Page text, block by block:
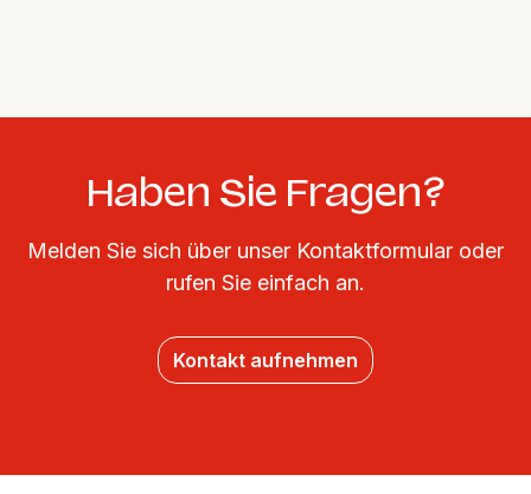
Haben Sie Fragen?
Melden Sie sich über unser Kontaktformular oder
rufen Sie einfach an.
Kontakt aufnehmen